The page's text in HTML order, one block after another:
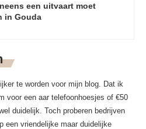
een uitvaart moet
in Gouda
te worden voor mijn blog. Dat ik
voor een aar telefoonhoesjes of €50
duidelijk. Toch proberen bedrijven
een vriendelijke maar duidelijke